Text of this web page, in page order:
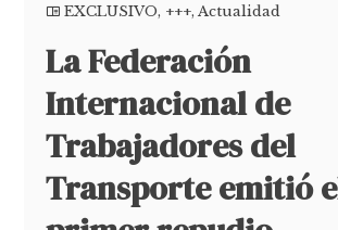
EXCLUSIVO, +++,Actualidad
La Federación
Internacional de
Trabajadores del
Transporte emitió